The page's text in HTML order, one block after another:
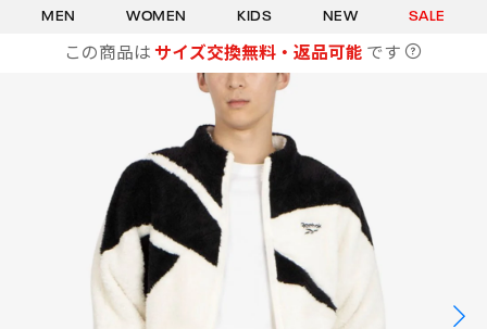
MEN WOMEN KIDS NEW SALE
この商品は サイズ交換無料・返品可能 です